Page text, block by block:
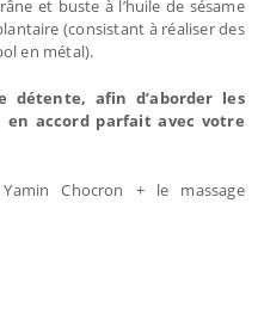
et buste à l’huile de sésame
(consistant à réaliser des
en métal).
détente, afin d’aborder les
en accord parfait avec votre
Chocron + le massage